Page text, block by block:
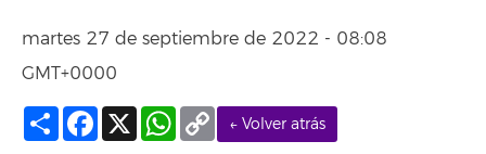
martes 27 de septiembre de 2022 - 08:08
GMT+0000
← Volver atrás
Compartir
Facebook
X WhatsApp
Copy
Link